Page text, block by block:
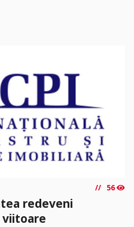
56
redeveni